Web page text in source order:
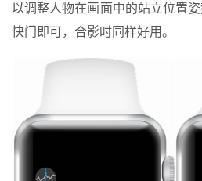
以调整人物在画面中的站立位置
快门即可，合影时同样好用。